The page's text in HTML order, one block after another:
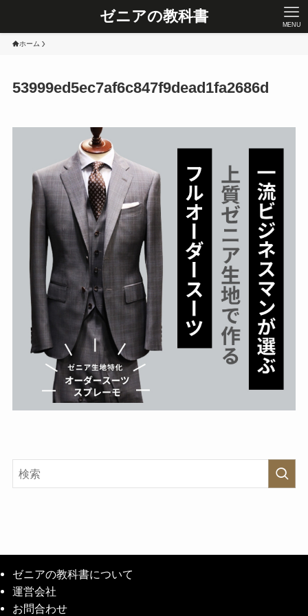
ゼニアの教科書 MENU
ホーム
53999ed5ec7af6c847f9dead1fa2686d
ゼニアの教科書について
運営会社
お問合わせ